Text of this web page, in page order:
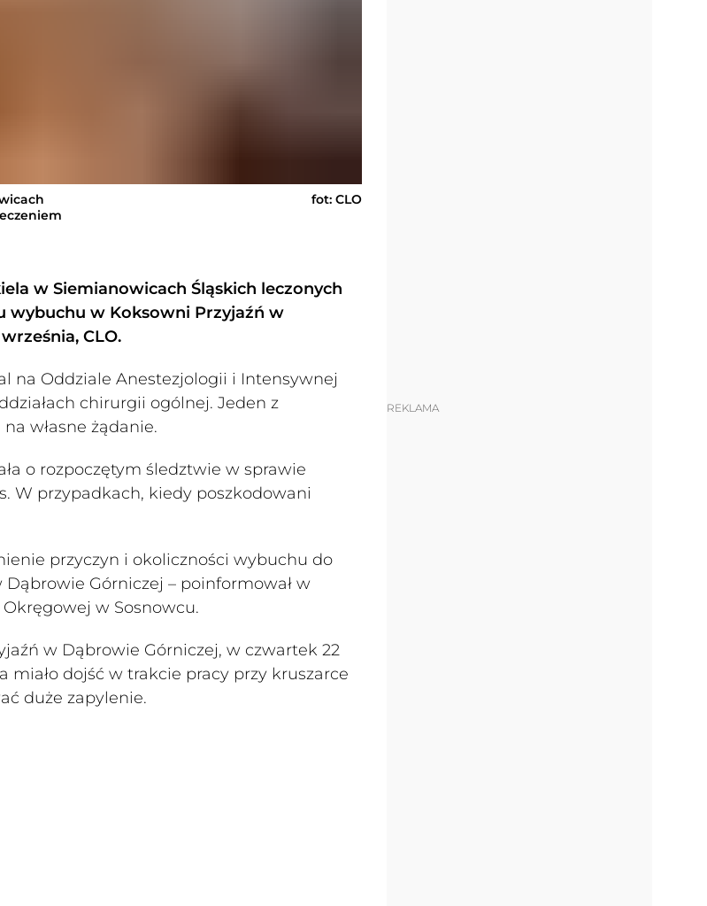
fot: CLO
w Siemianowicach Śląskich leczonych
wybuchu w Koksowni Przyjaźń w
CLO.
na Oddziale Anestezjologii i Intensywnej
chirurgii ogólnej. Jeden z
własne żądanie.
o rozpoczętym śledztwie w sprawie
W przypadkach, kiedy poszkodowani
przyczyn i okoliczności wybuchu do
Górniczej – poinformował w
w Sosnowcu.
w Dąbrowie Górniczej, w czwartek 22
miało dojść w trakcie pracy przy kruszarce
duże zapylenie.
REKLAMA